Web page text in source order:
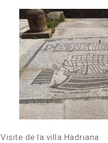
Visite de la villa Hadriana